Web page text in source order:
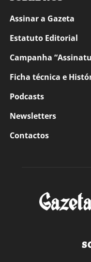
Assinar a Gazeta
Estatuto Editorial
Campanha
Ficha técnica e
Podcasts
Newsletters
Contactos